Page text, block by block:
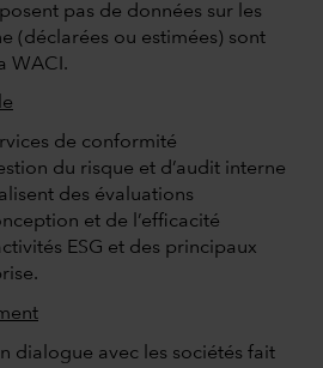
pas de données sur les
(déclarées ou estimées) sont
WACI.
de conformité
du risque et d’audit interne
des évaluations
et de l’efficacité
ESG et des principaux
dialogue avec les sociétés fait